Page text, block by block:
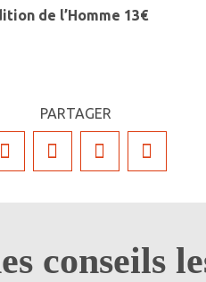
de l’Homme 13€
PARTAGER
conseils